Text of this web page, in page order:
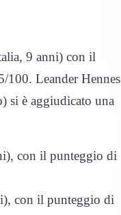
9 anni) con il
Leander Hennes
si è aggiudicato una
con il punteggio di
con il punteggio di